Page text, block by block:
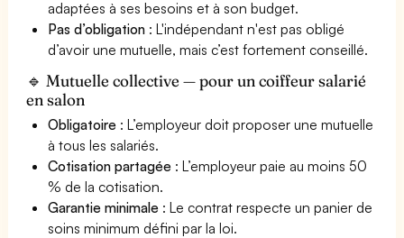
adaptées à ses besoins et à son budget.
Pas d’obligation : L'indépendant n'est pas obligé
d’avoir une mutuelle, mais c’est fortement conseillé.
🔹 Mutuelle collective — pour un coiffeur salarié
en salon
Obligatoire : L’employeur doit proposer une mutuelle
à tous les salariés.
Cotisation partagée : L’employeur paie au moins 50
% de la cotisation.
Garantie minimale : Le contrat respecte un panier de
soins minimum défini par la loi.